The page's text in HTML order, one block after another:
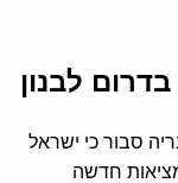
לבנון
סבור כי ישראל
חדשה